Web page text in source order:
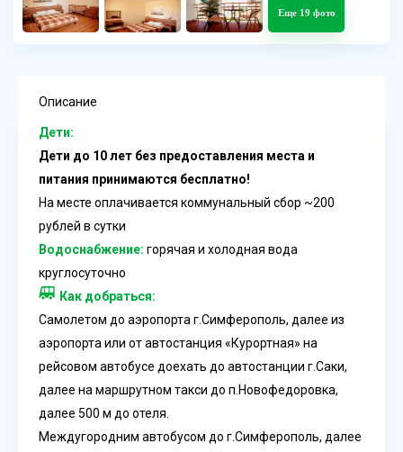
Еще 19 фото
Описание
Дети:
Дети до 10 лет без предоставления места и
питания принимаются бесплатно!
На месте оплачивается коммунальный сбор ~200
рублей в сутки
Водоснабжение: горячая и холодная вода
круглосуточно
Как добраться:
Самолетом до аэропорта г.Симферополь, далее из
аэропорта или от автостанция «Курортная» на
рейсовом автобусе доехать до автостанции г.Саки,
далее на маршрутном такси до п.Новофедоровка,
далее 500 м до отеля.
Междугородним автобусом до г.Симферополь, далее